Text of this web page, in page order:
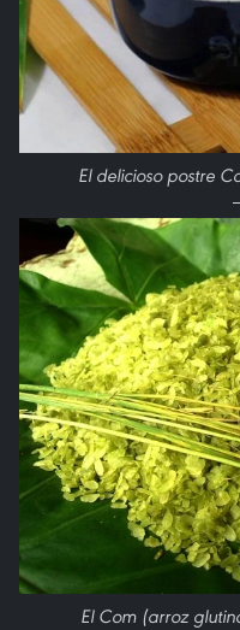
El delicioso postre
El Com (arroz